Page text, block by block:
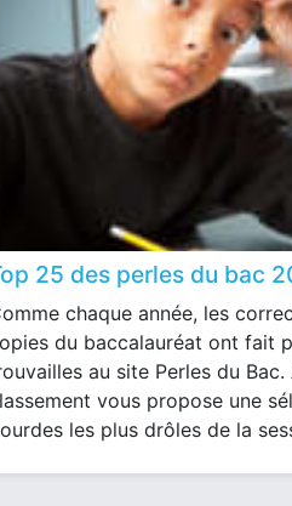
25 des perles du bac
chaque année, les
du baccalauréat ont fait
au site Perles du Bac.
vous propose une
les plus drôles de la